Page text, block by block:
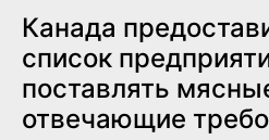
Канада
список
поставлять
отвечающие